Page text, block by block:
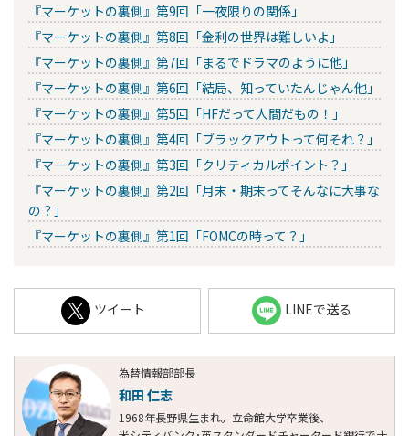
『マーケットの裏側』第9回「一夜限りの関係」
『マーケットの裏側』第8回「金利の世界は難しいよ」
『マーケットの裏側』第7回「まるでドラマのように他」
『マーケットの裏側』第6回「結局、知っていたんじゃん他」
『マーケットの裏側』第5回「HFだって人間だもの！」
『マーケットの裏側』第4回「ブラックアウトって何それ？」
『マーケットの裏側』第3回「クリティカルポイント？」
『マーケットの裏側』第2回「月末・期末ってそんなに大事な
の？」
『マーケットの裏側』第1回「FOMCの時って？」
ツイート LINEで送る
為替情報部部長
和田 仁志
1968年長野県生まれ。立命館大学卒業後、